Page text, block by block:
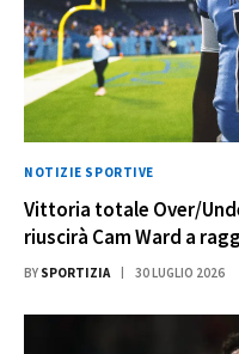
NOTIZIE SPORTIVE
Vittoria totale Over/
riuscirà Cam Ward a
BY SPORTIZIA 30 LUGLIO 2026